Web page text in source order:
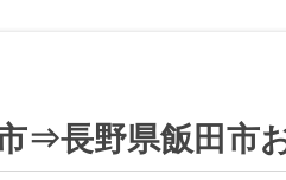
市⇒長野県飯田市